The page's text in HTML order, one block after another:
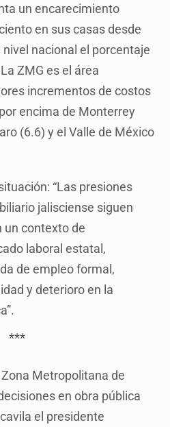
un encarecimiento
en sus casas desde
nacional el porcentaje
ZMG es el área
incrementos de costos
encima de Monterrey
(6.6) y el Valle de México
“Las presiones
jalisciense siguen
un contexto de
laboral estatal,
de empleo formal,
y deterioro en la
***
Metropolitana de
en obra pública
el presidente